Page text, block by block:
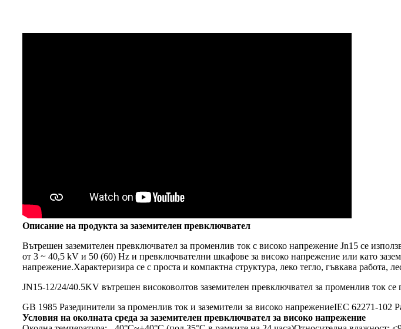
Описание на продукта за заземителен превключвател
Вътрешен заземителен превключвател за променлив ток с високо напрежение Jn15 се
от 3 ~ 40,5 kV и 50 (60) Hz и превключвателни шкафове за високо напрежение или като
напрежение.Характеризира се с проста и компактна структура, леко тегло, гъвкава работа,
JN15-12/24/40.5KV вътрешен високоволтов заземителен превключвател за променлив ток се
GB 1985 Разединители за променлив ток и заземители за високо напрежениеIEC 62271-102
Условия на околната среда за заземителен превключвател за високо напрежение